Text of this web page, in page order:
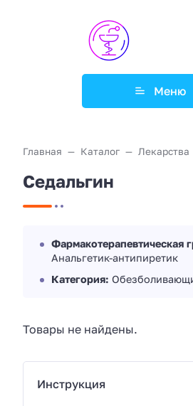
Меню
Главная Каталог Лекарства
Седальгин
Фармакотерапевтическая
Анальгетик-антипиретик
Категория:
Товары не найдены.
Инструкция